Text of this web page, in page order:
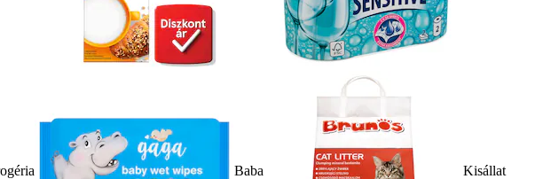
Baba Kisállat